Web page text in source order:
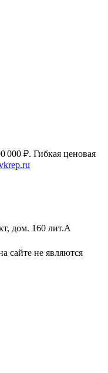
000 ₽. Гибкая ценовая
дом. 160 лит.А
сайте не являются